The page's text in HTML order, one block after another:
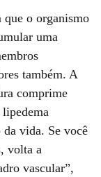
que o organismo
uma
também. A
comprime
da vida. Se você
volta a
vascular”,